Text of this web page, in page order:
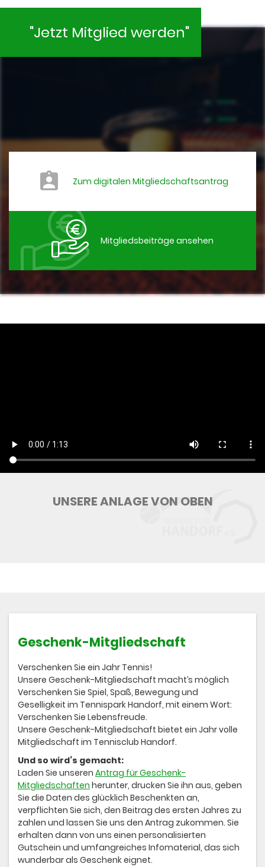
"Jetzt Mitglied werden"
Zum digitalen Mitgliedschaftsantrag
Mitgliedsbeiträge ansehen
UNSERE ANLAGE VON OBEN
Geschenk-Mitgliedschaft
Verschenken Sie ein Jahr Tennis!
Unsere Geschenk-Mitgliedschaft macht’s möglich
Verschenken Sie Spiel, Spaß, Bewegung und
Geselligkeit im Tennispark Handorf, mit einem Wort:
Verschenken Sie Lebensfreude.
Unsere Geschenk-Mitgliedschaft bietet ein Jahr volle
Mitgliedschaft im Tennisclub Handorf.
Und so wird’s gemacht:
Laden Sie unseren Antrag für Geschenk-
Mitgliedschaften herunter, drucken Sie ihn aus, geben
Sie die Daten des glücklich Beschenkten an,
verpflichten Sie sich, den Beitrag des ersten Jahres zu
zahlen und lassen Sie uns den Antrag zukommen. Sie
erhalten dann von uns einen personalisierten
Gutschein und umfangreiches Infomaterial, das sich
wunderbar als Geschenk eignet.